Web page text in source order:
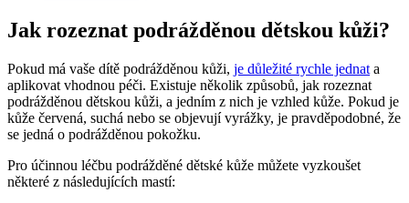
Jak rozeznat podrážděnou dětskou kůži?
Pokud má vaše dítě podrážděnou kůži, je důležité rychle jednat a
aplikovat vhodnou péči. Existuje několik způsobů, jak rozeznat
podrážděnou dětskou kůži, a jedním z nich je vzhled kůže. Pokud je
kůže červená, suchá nebo se objevují vyrážky, je pravděpodobné, že
se jedná o podrážděnou pokožku.
Pro účinnou léčbu podrážděné dětské kůže můžete vyzkoušet
některé z následujících mastí: